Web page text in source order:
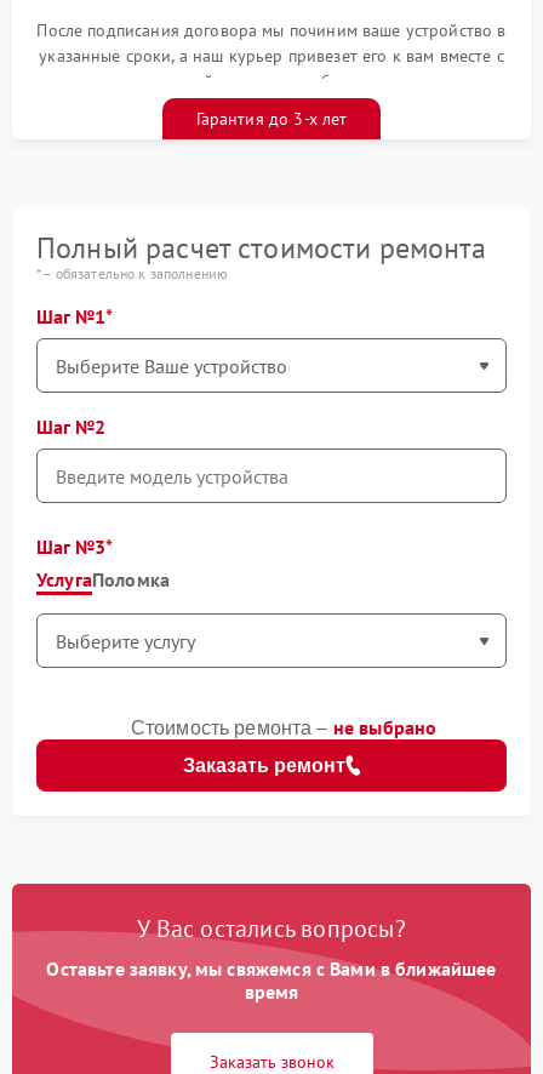
После подписания договора мы починим ваше устройство в
указанные сроки, а наш курьер привезет его к вам вместе с
гарантийным талоном бесплатно
Гарантия до 3-х лет
Полный расчет стоимости ремонта
* – обязательно к заполнению
Шаг №1
Шаг №2
Шаг №3
УслугаПоломка
Заказать ремонт
Стоимость ремонта – не выбрано
У Вас остались вопросы?
Оставьте заявку, мы свяжемся с Вами в ближайшее
время
Заказать звонок